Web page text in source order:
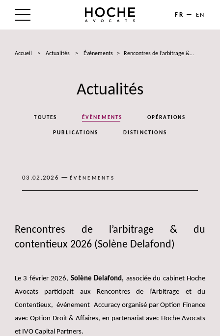
FR EN
LES AVOCATS
TALENTS
Accueil > Actualités > Évènements > Rencontres de l’arbitrage &...
Actualités
TOUTES ÉVÈNEMENTS OPÉRATIONS
PUBLICATIONS DISTINCTIONS
03.02.2026 — ÉVÈNEMENTS
Rencontres de l’arbitrage & du
contentieux 2026 (Solène Delafond)
Le 3 février 2026, Solène Delafond, associée du cabinet Hoche
Avocats participait aux Rencontres de l’Arbitrage et du
Contentieux, événement Accuracy organisé par Option Finance
avec Option Droit & Affaires, en partenariat avec Hoche Avocats
et IVO Capital Partners.